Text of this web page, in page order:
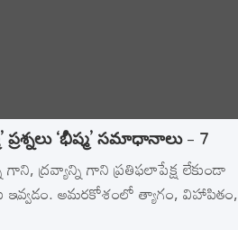
‘భీష్మ’ సమాధానాలు – 7
ద్రవ్యాన్ని గాని ప్రతిఫలాపేక్ష లేకుండా
ఇవ్వడం. అమరకోశంలో త్యాగం, విహాపితం,